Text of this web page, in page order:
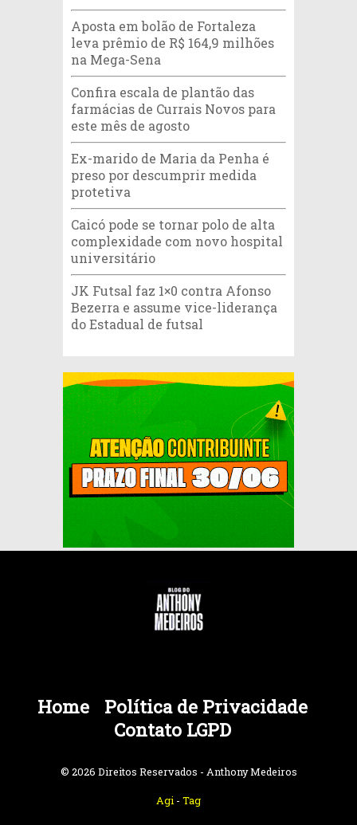
Aposta em bolão de Fortaleza
leva prêmio de R$ 164,9 milhões
na Mega-Sena
Confira escala de plantão das
farmácias de Currais Novos para
este mês de agosto
Ex-marido de Maria da Penha é
preso por descumprir medida
protetiva
Caicó pode se tornar polo de alta
complexidade com novo hospital
universitário
JK Futsal faz 1×0 contra Afonso
Bezerra e assume vice-liderança
do Estadual de futsal
Home
Política de Privacidade
Contato LGPD
© 2026 Direitos Reservados - Anthony Medeiros
Agi - Tag